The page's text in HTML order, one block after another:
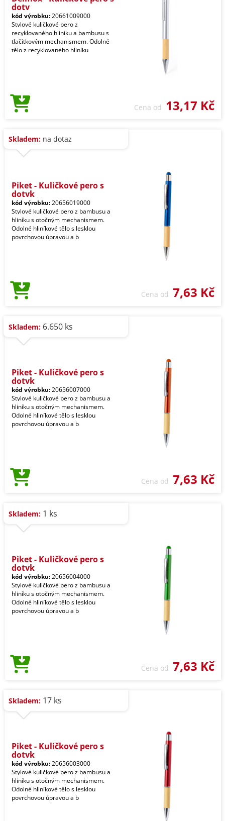
doty
kód výrobku:20661009000
Stylové kuličkové pero z
recyklovaného hliníku a bambusu s
tlačítkovým mechanismem. Odolné
tělo z recyklovaného hliníku
Cena od 13,17 Kč
Skladem: na dotaz
Piket - Kuličkové pero s
dotyk
kód výrobku:20656019000
Stylové kuličkové pero z bambusu a
hliníku s otočným mechanismem.
Odolné hliníkové tělo s lesklou
povrchovou úpravou a b
Cena od 7,63 Kč
Skladem: 6.650 ks
Piket - Kuličkové pero s
dotyk
kód výrobku:20656007000
Stylové kuličkové pero z bambusu a
hliníku s otočným mechanismem.
Odolné hliníkové tělo s lesklou
povrchovou úpravou a b
Cena od 7,63 Kč
Skladem: 1 ks
Piket - Kuličkové pero s
dotyk
kód výrobku:20656004000
Stylové kuličkové pero z bambusu a
hliníku s otočným mechanismem.
Odolné hliníkové tělo s lesklou
povrchovou úpravou a b
Cena od 7,63 Kč
Skladem: 17 ks
Piket - Kuličkové pero s
dotyk
kód výrobku:20656003000
Stylové kuličkové pero z bambusu a
hliníku s otočným mechanismem.
Odolné hliníkové tělo s lesklou
povrchovou úpravou a b